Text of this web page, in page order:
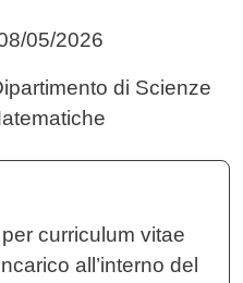
05/2026
di Scienze
curriculum vitae
all’interno del